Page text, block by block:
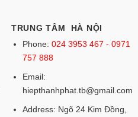
TRUNG TÂM HÀ NỘI
Phone: 024 3953 467 - 0971
757 888
Email:
hiepthanhphat.tb@gmail.com
Address: Ngõ 24 Kim Đồng,